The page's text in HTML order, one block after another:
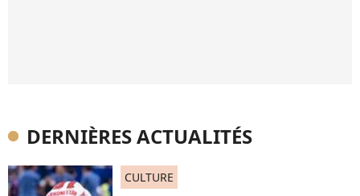
DERNIÈRES ACTUALITÉS
CULTURE